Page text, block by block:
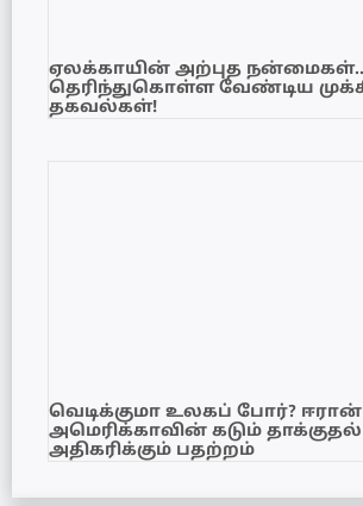
ஏலக்காயின் அற்புத
தெரிந்துகொள்ள வேண்டிய
தகவல்கள்!
வெடிக்குமா உலகப் போர்? ஈரான்
அமெரிக்காவின் கடும் தாக்குதல்
அதிகரிக்கும் பதற்றம்